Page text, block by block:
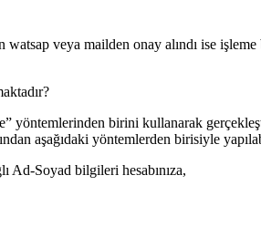
veya mailden onay alındı ise
yöntemlerinden birini kullanarak
aşağıdaki yöntemlerden birisiyle
Ad-Soyad bilgileri hesabınıza,